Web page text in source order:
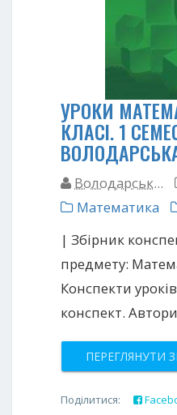
УРОКИ
КЛАСІ. 1
Володарськ...
Математика
| Збірник
предмету:
Конспекти уроків
конспект.
ПЕРЕГЛЯНУТИ
Поділитися: